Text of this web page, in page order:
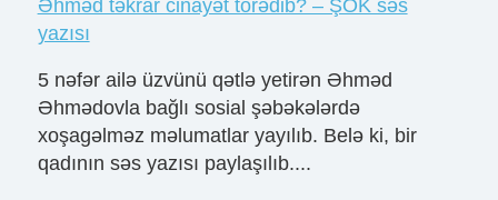
Əhməd təkrar cinayət törədib? – ŞOK səs
yazısı
5 nəfər ailə üzvünü qətlə yetirən Əhməd
Əhmədovla bağlı sosial şəbəkələrdə
xoşagəlməz məlumatlar yayılıb. Belə ki, bir
qadının səs yazısı paylaşılıb....